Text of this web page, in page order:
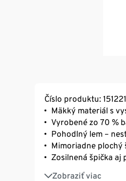
Číslo produktu: 151221
Mäkký materiál s
Vyrobené zo 70 %
Pohodlný lem –
Mimoriadne plochý
Zosilnená špička aj
Zobraziť viac
S elastanom: